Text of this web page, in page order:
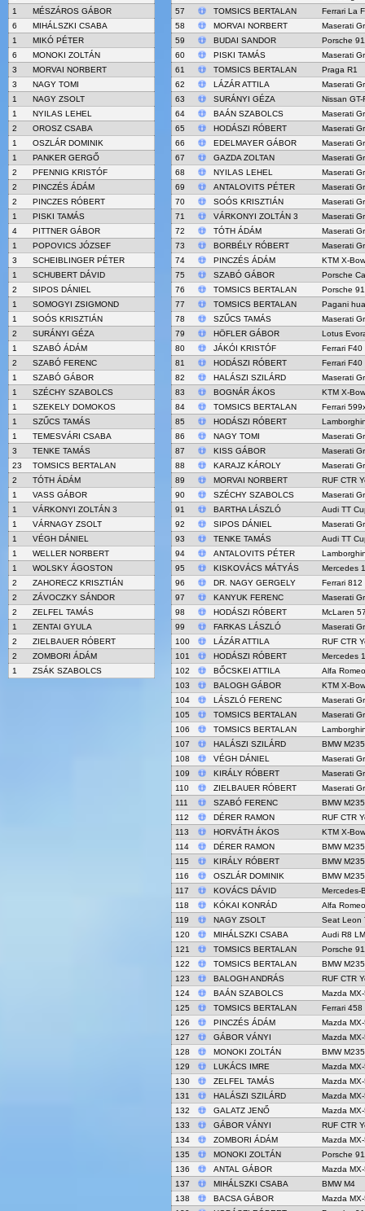
1
MÉSZÁROS GÁBOR
6
MIHÁLSZKI CSABA
1
MIKÓ PÉTER
6
MONOKI ZOLTÁN
3
MORVAI NORBERT
3
NAGY TOMI
1
NAGY ZSOLT
1
NYILAS LEHEL
2
OROSZ CSABA
1
OSZLÁR DOMINIK
1
PANKER GERGŐ
2
PFENNIG KRISTÓF
2
PINCZÉS ÁDÁM
2
PINCZES RÓBERT
1
PISKI TAMÁS
4
PITTNER GÁBOR
1
POPOVICS JÓZSEF
3
SCHEIBLINGER PÉTER
1
SCHUBERT DÁVID
2
SIPOS DÁNIEL
1
SOMOGYI ZSIGMOND
1
SOÓS KRISZTIÁN
2
SURÁNYI GÉZA
1
SZABÓ ÁDÁM
2
SZABÓ FERENC
1
SZABÓ GÁBOR
1
SZÉCHY SZABOLCS
1
SZEKELY DOMOKOS
1
SZŰCS TAMÁS
1
TEMESVÁRI CSABA
3
TENKE TAMÁS
23
TOMSICS BERTALAN
2
TÓTH ÁDÁM
1
VASS GÁBOR
1
VÁRKONYI ZOLTÁN 3
1
VÁRNAGY ZSOLT
1
VÉGH DÁNIEL
1
WELLER NORBERT
1
WOLSKY ÁGOSTON
2
ZAHORECZ KRISZTIÁN
2
ZÁVOCZKY SÁNDOR
2
ZELFEL TAMÁS
1
ZENTAI GYULA
2
ZIELBAUER RÓBERT
2
ZOMBORI ÁDÁM
1
ZSÁK SZABOLCS
57
TOMSICS BERTALAN
Ferrari La
58
MORVAI NORBERT
Maserati
59
BUDAI SANDOR
Porsche
60
PISKI TAMÁS
Maserati
61
TOMSICS BERTALAN
Praga R1
62
LÁZÁR ATTILA
Maserati
63
SURÁNYI GÉZA
Nissan GT-
64
BAÁN SZABOLCS
Maserati
65
HODÁSZI RÓBERT
Maserati
66
EDELMAYER GÁBOR
Maserati
67
GAZDA ZOLTAN
Maserati
68
NYILAS LEHEL
Maserati
69
ANTALOVITS PÉTER
Maserati
70
SOÓS KRISZTIÁN
Maserati
71
VÁRKONYI ZOLTÁN 3
Maserati
72
TÓTH ÁDÁM
Maserati
73
BORBÉLY RÓBERT
Maserati
74
PINCZÉS ÁDÁM
KTM X-
75
SZABÓ GÁBOR
Porsche
76
TOMSICS BERTALAN
Porsche
77
TOMSICS BERTALAN
Pagani
78
SZŰCS TAMÁS
Maserati
79
HÖFLER GÁBOR
Lotus
80
JÁKÓI KRISTÓF
Ferrari F40
81
HODÁSZI RÓBERT
Ferrari F40
82
HALÁSZI SZILÁRD
Maserati
83
BOGNÁR ÁKOS
KTM X-
84
TOMSICS BERTALAN
Ferrari
85
HODÁSZI RÓBERT
86
NAGY TOMI
Maserati
87
KISS GÁBOR
Maserati
88
KARAJZ KÁROLY
Maserati
89
MORVAI NORBERT
RUF CTR
90
SZÉCHY SZABOLCS
Maserati
91
BARTHA LÁSZLÓ
Audi TT
92
SIPOS DÁNIEL
Maserati
93
TENKE TAMÁS
Audi TT
94
ANTALOVITS PÉTER
95
KISKOVÁCS MÁTYÁS
Mercedes
96
DR. NAGY GERGELY
Ferrari
97
KANYUK FERENC
Maserati
98
HODÁSZI RÓBERT
McLaren
99
FARKAS LÁSZLÓ
Maserati
100
LÁZÁR ATTILA
RUF CTR
101
HODÁSZI RÓBERT
Mercedes
102
BŐCSKEI ATTILA
Alfa
103
BALOGH GÁBOR
KTM X-
104
LÁSZLÓ FERENC
Maserati
105
TOMSICS BERTALAN
Maserati
106
TOMSICS BERTALAN
107
HALÁSZI SZILÁRD
BMW
108
VÉGH DÁNIEL
Maserati
109
KIRÁLY RÓBERT
Maserati
110
ZIELBAUER RÓBERT
Maserati
111
SZABÓ FERENC
BMW
112
DÉRER RAMON
RUF CTR
113
HORVÁTH ÁKOS
KTM X-
114
DÉRER RAMON
BMW
115
KIRÁLY RÓBERT
BMW
116
OSZLÁR DOMINIK
BMW
117
KOVÁCS DÁVID
Mercedes-
118
KÓKAI KONRÁD
Alfa
119
NAGY ZSOLT
Seat Leon
120
MIHÁLSZKI CSABA
Audi R8
121
TOMSICS BERTALAN
Porsche
122
TOMSICS BERTALAN
BMW
123
BALOGH ANDRÁS
RUF CTR
124
BAÁN SZABOLCS
Mazda
125
TOMSICS BERTALAN
Ferrari 458
126
PINCZÉS ÁDÁM
Mazda
127
GÁBOR VÁNYI
Mazda
128
MONOKI ZOLTÁN
BMW
129
LUKÁCS IMRE
Mazda
130
ZELFEL TAMÁS
Mazda
131
HALÁSZI SZILÁRD
Mazda
132
GALATZ JENŐ
Mazda
133
GÁBOR VÁNYI
RUF CTR
134
ZOMBORI ÁDÁM
Mazda
135
MONOKI ZOLTÁN
Porsche
136
ANTAL GÁBOR
Mazda
137
MIHÁLSZKI CSABA
BMW M4
138
BACSA GÁBOR
Mazda